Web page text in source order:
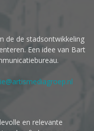
de de stadsontwikkeling
Een idee van Bart
en relevante